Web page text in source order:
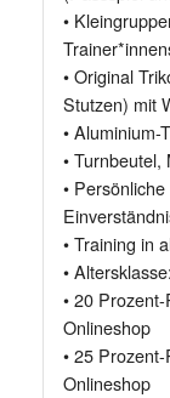
•
• Original
Stutzen) mit
• Aluminium-
•
•
• Training in
•
• 20
Onlineshop
• 25
Onlineshop